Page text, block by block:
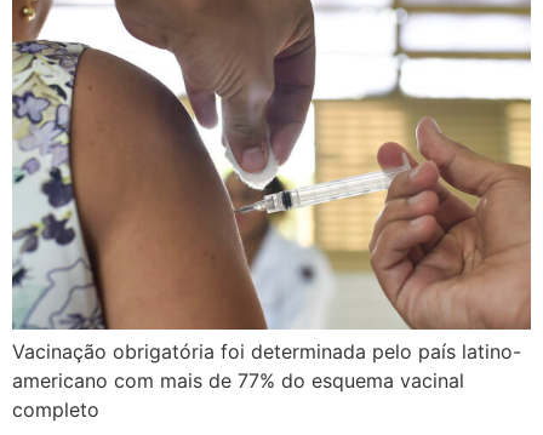
Vacinação obrigatória foi determinada pelo país latino-
americano com mais de 77% do esquema vacinal
completo